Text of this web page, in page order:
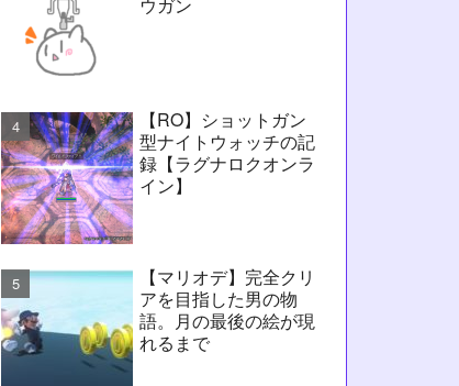
ウガン
【RO】ショットガン
型ナイトウォッチの記
録【ラグナロクオンラ
イン】
【マリオデ】完全クリ
アを目指した男の物
語。月の最後の絵が現
れるまで